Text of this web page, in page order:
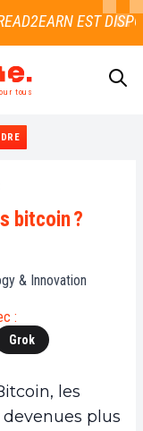
tous
bitcoin ?
& Innovation
:
Grok
les
plus